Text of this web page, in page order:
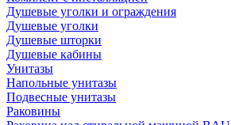
Душевые уголки и ограждения
Душевые уголки
Душевые шторки
Душевые кабины
Унитазы
Напольные унитазы
Подвесные унитазы
Раковины